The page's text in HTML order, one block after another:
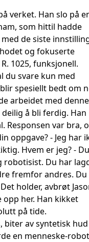
verket. Han slo på
som hittil hadde
de siste
og fokuserte
1025, funksjonell.
du svare kun med
spesiellt bedt om
arbeidet med denne
å bli ferdig. Han
Responsen var bra,
oppgave? - Jeg har
Hvem er jeg? -
robotisist. Du har
fremfor andres. Du
holder, avbrøt
her. Han kikket
på tide.
biter av syntetisk
en menneske-robot